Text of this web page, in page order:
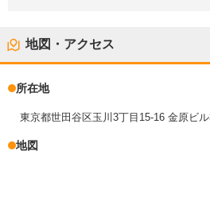
地図・アクセス
所在地
東京都世田谷区玉川3丁目15-16 金原ビ
地図